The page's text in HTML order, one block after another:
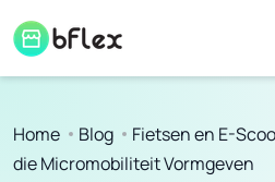
Home Blog
Fietsen en E-
die Micromobiliteit Vormgeven